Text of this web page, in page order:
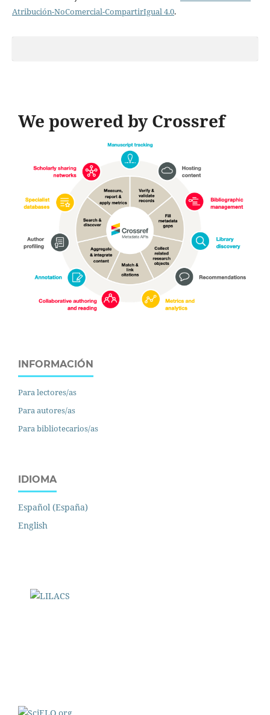
Atribución-NoComercial-CompartirIgual 4.0.
We powered by Crossref
INFORMACIÓN
Para lectores/as
Para autores/as
Para bibliotecarios/as
IDIOMA
Español (España)
English